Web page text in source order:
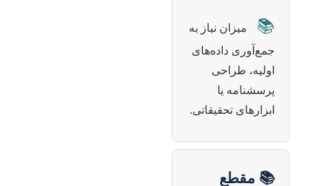
📚
میزان نیاز به
جمع‌آوری داده‌های
اولیه، طراحی
پرسشنامه یا
ابزارهای تحقیقاتی.
📚 مقطع